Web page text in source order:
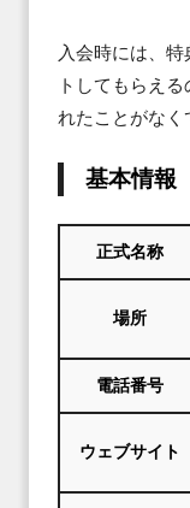
入会時には、
トしてもらえ
れたことがなく
基本情報
正式名称
場所
電話番号
ウェブサイト